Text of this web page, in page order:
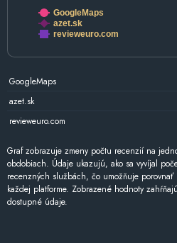
GoogleMaps
azet.sk
revieweuro.com
GoogleMaps
azet.sk
revieweuro.com
Graf zobrazuje zmeny počtu recenzií na
obdobiach. Údaje ukazujú, ako sa vyvíjal
recenzných službách, čo umožňuje
každej platforme. Zobrazené hodnoty
dostupné údaje.